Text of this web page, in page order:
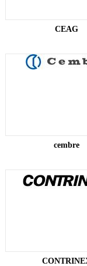
CEAG
cembre